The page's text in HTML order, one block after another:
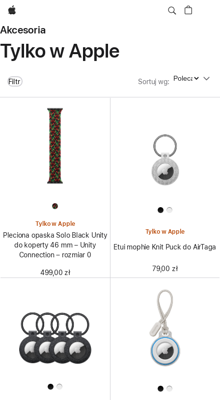
Apple
Akcesoria
Tylko w Apple
Filtr Sortuj wg: Sortuj wg
Tylko w Apple
Pleciona opaska Solo Black Unity
do koperty 46 mm – Unity
Connection – rozmiar 0
499,00 zł
Tylko w Apple
Etui mophie Knit Puck do AirTaga
79,00 zł